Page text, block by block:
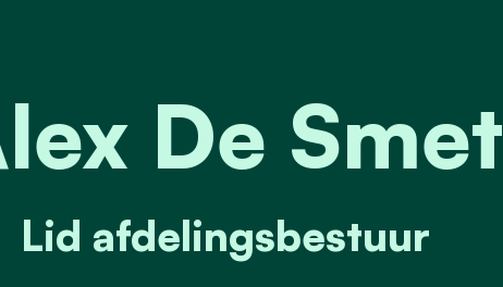
De Smet
Lid afdelingsbestuur